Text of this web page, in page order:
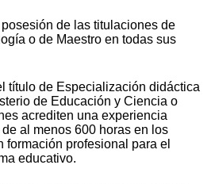
de las titulaciones de
o de Maestro en todas sus
título de Especialización didáctica
de Educación y Ciencia o
acrediten una experiencia
al menos 600 horas en los
formación profesional para el
educativo.